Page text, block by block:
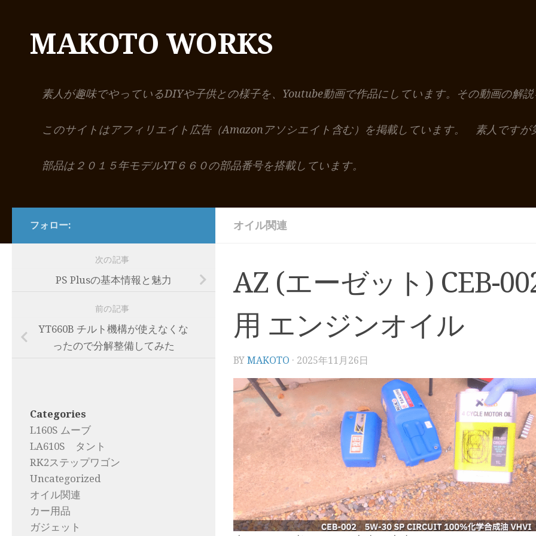
MAKOTO WORKS
素人が趣味でやっているDIYや子供との様子を、Youtube動画で作品にしています。その動画の
このサイトはアフィリエイト広告（Amazonアソシエイト含む）を掲載しています。 素人です
部品は２０１５年モデルYT６６０の部品番号を搭載しています。
オイル関連
AZ (エーゼット) CEB-
用 エンジンオイル
BY MAKOTO · 2025年11月26日
フォロー:
次の記事
PS Plusの基本情報と魅力
前の記事
YT660B チルト機構が使えなくな
ったので分解整備してみた
Categories
L160S ムーブ
LA610S タント
RK2ステップワゴン
Uncategorized
オイル関連
カー用品
ガジェット